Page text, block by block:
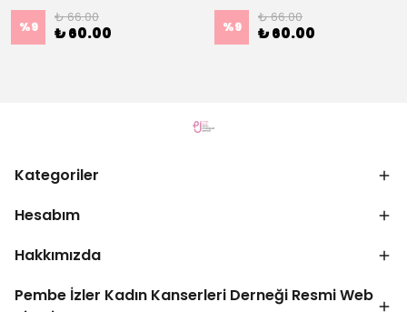
%9
₺ 66.00
₺ 60.00 %9
₺ 66.00
₺ 60.00
Kategoriler
Hesabım
Hakkımızda
Pembe İzler Kadın Kanserleri Derneği Resmi Web